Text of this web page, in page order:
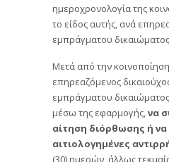
ημεροχρονολογία της
το είδος αυτής, ανά
εμπράγματου
Μετά από την
επηρεαζόμενος
εμπράγματου
μέσω της εφαρμογής, να
αίτηση διόρθωσης ή
αιτιολογημένες
(30) ημερών, άλλως